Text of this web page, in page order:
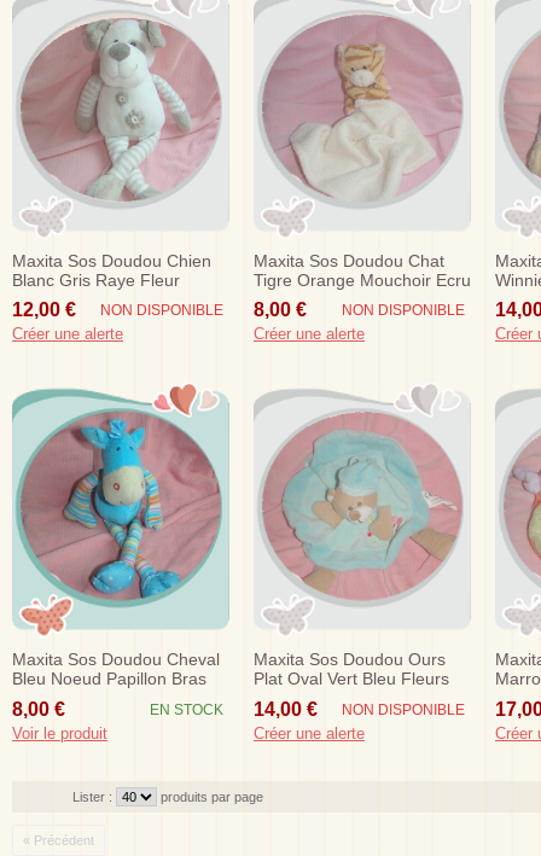
Maxita Sos Doudou Chien
Blanc Gris Raye Fleur
12,00 € NON DISPONIBLE
Créer une alerte
Maxita Sos Doudou Chat
Tigre Orange Mouchoir Ecru
Calins Sos
8,00 € NON DISPONIBLE
Créer une alerte Créer
Maxita Sos Doudou Cheval
Bleu Noeud Papillon Bras
Tissu Raye
8,00 € EN STOCK
Voir le produit
Maxita Sos Doudou Ours
Plat Oval Vert Bleu Fleurs
14,00 € NON DISPONIBLE
Créer une alerte
Vert
Créer
Lister : produits par page
« Précédent